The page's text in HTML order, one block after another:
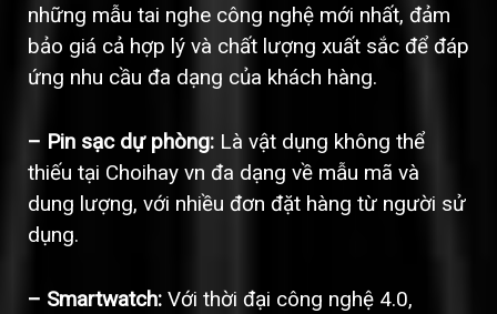
những mẫu tai nghe công nghệ mới nhất, đảm
bảo giá cả hợp lý và chất lượng xuất sắc để đáp
ứng nhu cầu đa dạng của khách hàng.
– Pin sạc dự phòng:Là vật dụng không thể
thiếu tại Choihay vn đa dạng về mẫu mã và
dung lượng, với nhiều đơn đặt hàng từ người sử
dụng.
– Smartwatch:Với thời đại công nghệ 4.0,